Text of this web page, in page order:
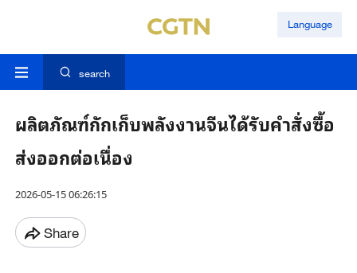
Language
search
ผลิตภัณฑ์กักเก็บพลังงานจีนได้รับคำสั่งซื้อ
ส่งออกต่อเนื่อง
2026-05-15 06:26:15
Share